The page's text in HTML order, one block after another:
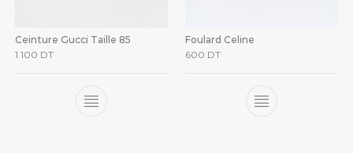
Ceinture Gucci Taille 85
1 100 DT
Foulard Celine
600 DT